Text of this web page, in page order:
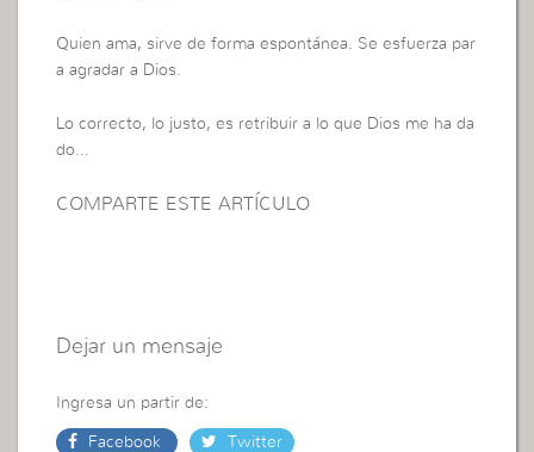
Quien ama, sirve de forma espontánea. Se esfuerza par
a agradar a Dios.
Lo correcto, lo justo, es retribuir a lo que Dios me ha da
do…
COMPARTE ESTE ARTÍCULO
Dejar un mensaje
Ingresa un partir de:
Facebook Twitter